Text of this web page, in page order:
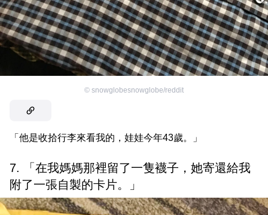
© snowglobesnowglobe/reddit
「他是收拾行李來看我的，娃娃今年43歲。」
7. 「在我媽媽那裡留了一隻襪子，她寄還給我
附了一張自製的卡片。」